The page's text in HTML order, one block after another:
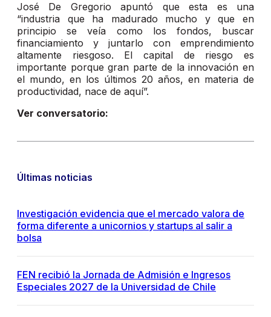
José De Gregorio apuntó que esta es una
“industria que ha madurado mucho y que en
principio se veía como los fondos, buscar
financiamiento y juntarlo con emprendimiento
altamente riesgoso. El capital de riesgo es
importante porque gran parte de la innovación en
el mundo, en los últimos 20 años, en materia de
productividad, nace de aquí”.
Ver conversatorio:
Últimas noticias
Investigación evidencia que el mercado valora de
forma diferente a unicornios y startups al salir a
bolsa
FEN recibió la Jornada de Admisión e Ingresos
Especiales 2027 de la Universidad de Chile